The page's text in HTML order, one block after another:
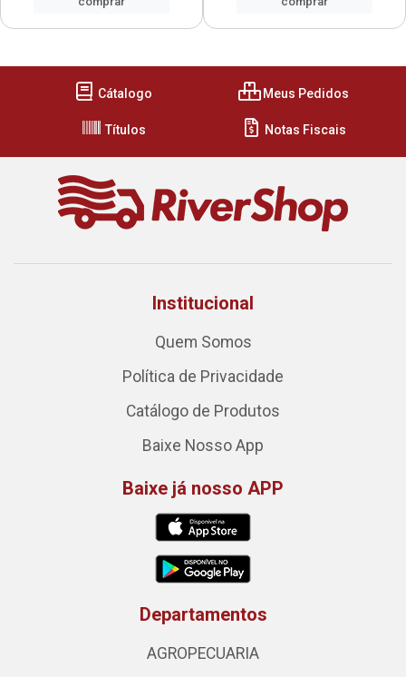
Cátalogo Meus Pedidos
Títulos Notas Fiscais
Institucional
Quem Somos
Política de Privacidade
Catálogo de Produtos
Baixe Nosso App
Baixe já nosso APP
Departamentos
AGROPECUARIA